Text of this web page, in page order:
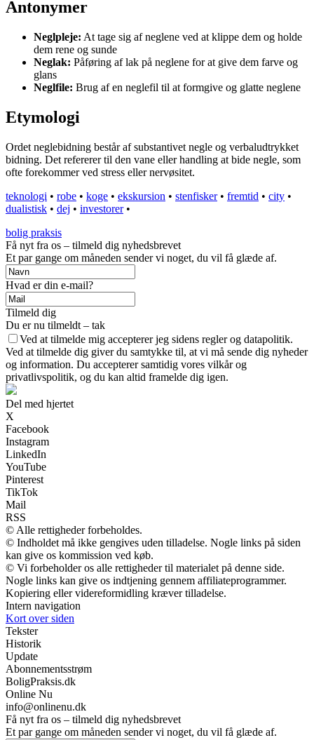
Antonymer
Neglpleje: At tage sig af neglene ved at klippe dem og holde
dem rene og sunde
Neglak: Påføring af lak på neglene for at give dem farve og
glans
Neglfile: Brug af en neglefil til at formgive og glatte neglene
Etymologi
Ordet neglebidning består af substantivet negle og verbaludtrykket
bidning. Det refererer til den vane eller handling at bide negle, som
ofte forekommer ved stress eller nervøsitet.
teknologi • robe • koge • ekskursion • stenfisker• fremtid • city •
dualistisk • dej • investorer•
bolig praksis
Få nyt fra os – tilmeld dig nyhedsbrevet
Et par gange om måneden sender vi noget, du vil få glæde af.
Hvad er din e-mail?
Tilmeld dig
Du er nu tilmeldt – tak
Ved at tilmelde mig accepterer jeg sidens regler og datapolitik.
Ved at tilmelde dig giver du samtykke til, at vi må sende dig nyheder
og information. Du accepterer samtidig vores vilkår og
privatlivspolitik, og du kan altid framelde dig igen.
Del med hjertet
X
Facebook
Instagram
LinkedIn
YouTube
Pinterest
TikTok
Mail
RSS
© Alle rettigheder forbeholdes.
© Indholdet må ikke gengives uden tilladelse. Nogle links på siden
kan give os kommission ved køb.
© Vi forbeholder os alle rettigheder til materialet på denne side.
Nogle links kan give os indtjening gennem affiliateprogrammer.
Kopiering eller videreformidling kræver tilladelse.
Intern navigation
Kort over siden
Tekster
Historik
Update
Abonnementsstrøm
BoligPraksis.dk
Online Nu
info@onlinenu.dk
Få nyt fra os – tilmeld dig nyhedsbrevet
Et par gange om måneden sender vi noget, du vil få glæde af.